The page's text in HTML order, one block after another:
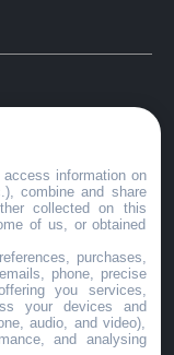
access information on
combine and share
collected on this
of us, or obtained
purchases,
phone, precise
you services,
your devices and
audio, and video),
and analysing